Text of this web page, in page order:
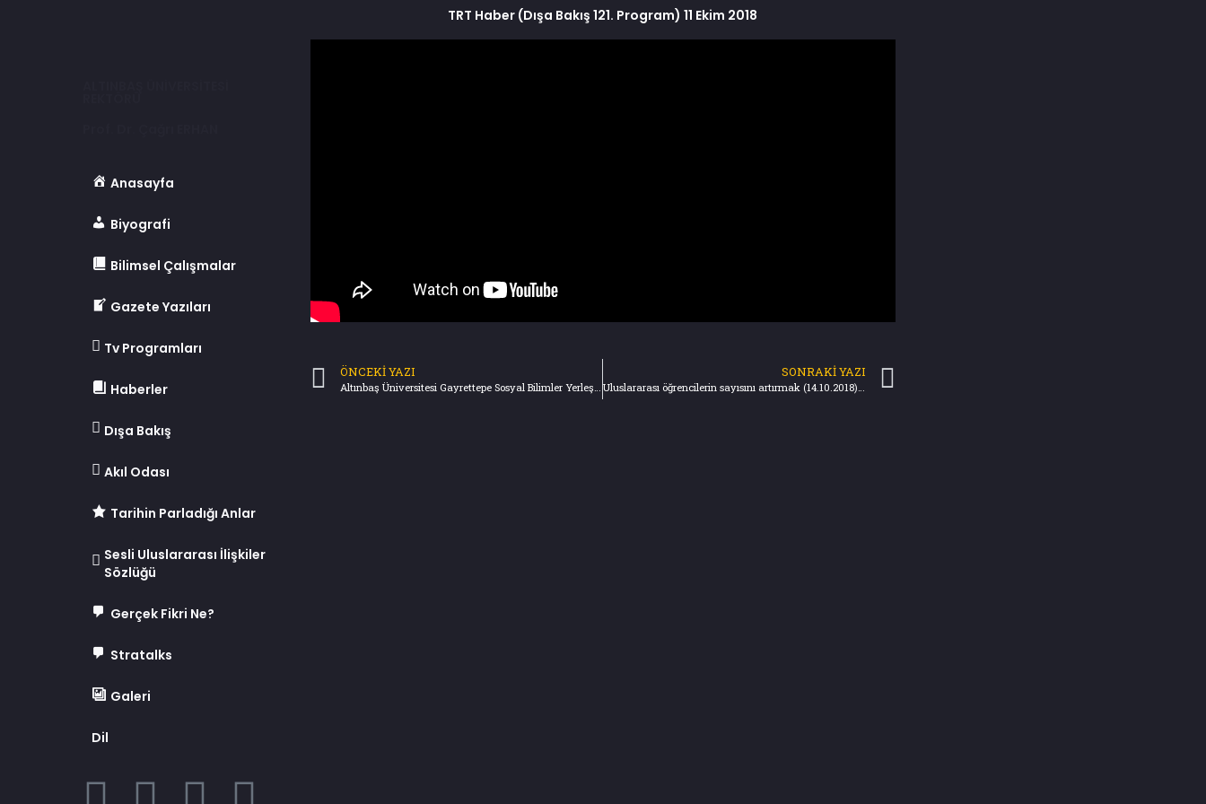
Anasayfa
Biyografi
Bilimsel Çalışmalar
Gazete Yazıları
Tv Programları
Haberler
Dışa Bakış
Akıl Odası
Tarihin Parladığı Anlar
Sesli Uluslararası İlişkiler
Sözlüğü
Gerçek Fikri Ne?
Stratalks
Galeri
Dil
TRT Haber (Dışa Bakış 121. Program) 11 Ekim 2018
ÖNCEKI YAZI
Altınbaş Üniversitesi Gayrettepe Sosyal Bilimler Yerleşkesi Açıldı
SONRAKI YAZI
Uluslararası öğrencilerin sayısını artırmak (14.10.2018) Türkiye Gazetesi